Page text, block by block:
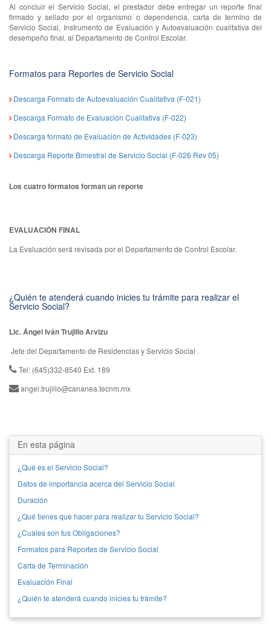
Al concluir el Servicio Social, el prestador debe entregar un reporte final
firmado y sellado por el organismo o dependencia, carta de termino de
Servicio Social, Instrumento de Evaluación y Autoevaluación cualitativa del
desempeño final, al Departamento de Control Escolar.
Formatos para Reportes de Servicio Social
Descarga Formato de Autoevaluación Cualitativa (F-021)
Descarga Formato de Evaluación Cualitativa (F-022)
Descarga formato de Evaluación de Actividades (F-023)
Descarga Reporte Bimestral de Servicio Social (F-026 Rev 05)
Los cuatro formatos forman un reporte
EVALUACIÓN FINAL
La Evaluación será revisada por el Departamento de Control Escolar.
¿Quién te atenderá cuando inicies tu trámite para realizar el
Servicio Social?
Lic. Ángel Iván Trujillo Arvizu
Jefe del Departamento de Residencias y Servicio Social
Tel: (645)332-8540 Ext. 189
angel.trujillo@cananea.tecnm.mx
En esta página
¿Qué es el Servicio Social?
Datos de importancia acerca del Servicio Social
Duración
¿Qué tienes que hacer para realizar tu Servicio Social?
¿Cuales son tus Obligaciones?
Formatos para Reportes de Servicio Social
Carta de Terminación
Evaluación Final
¿Quién te atenderá cuando inicies tu trámite?